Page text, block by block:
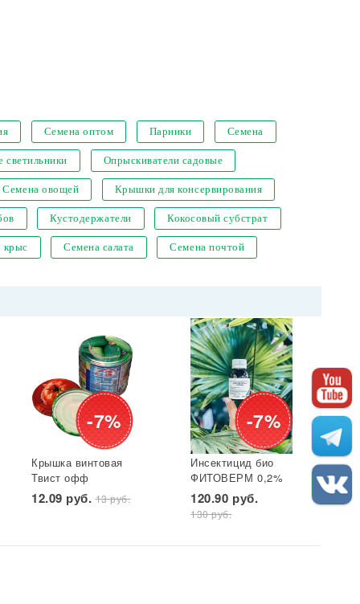
Семена оптом Парники Семена
светильники Опрыскиватели садовые
Семена овощей Крышки для консервирования
Кустодержатели Кокосовый субстрат
крыс Семена салата Семена почтой
-7%
Крышка винтовая
Твист офф
ЛИТОГРАФИЯ d82
(фрукты, пом-ы,
12.09 руб.13 руб.
-7%
Инсектицид био
ФИТОВЕРМ 0,2%
бут 25 мл ВХ 1/30
120.90 руб.
130 руб.